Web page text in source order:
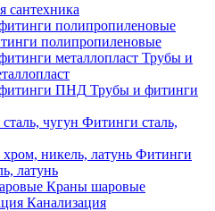
сантехника
полипропиленовые
Трубы и
Трубы и фитинги
Фитинги сталь,
Фитинги
латунь
Краны шаровые
Канализация